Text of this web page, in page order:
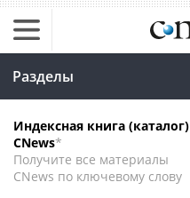
Разделы
Индексная книга (каталог)
CNews*
Получите все материалы
CNews по ключевому слову